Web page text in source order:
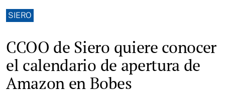
SIERO
CCOO de Siero quiere conocer
el calendario de apertura de
Amazon en Bobes